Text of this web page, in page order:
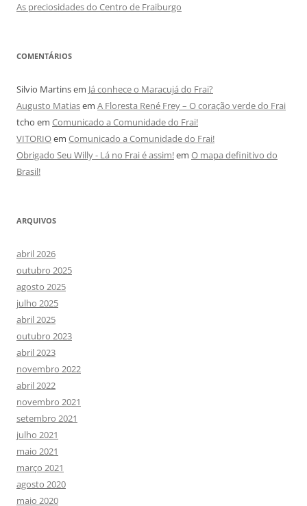
As preciosidades do Centro de Fraiburgo
COMENTÁRIOS
Silvio Martinsem Já conhece o Maracujá do Frai?
Augusto Matiasem A Floresta René Frey – O coração verde do Frai
tcho em Comunicado a Comunidade do Frai!
VITORIOem Comunicado a Comunidade do Frai!
Obrigado Seu Willy - Lá no Frai é assim!em O mapa definitivo do
Brasil!
ARQUIVOS
abril 2026
outubro 2025
agosto 2025
julho 2025
abril 2025
outubro 2023
abril 2023
novembro 2022
abril 2022
novembro 2021
setembro 2021
julho 2021
maio 2021
março 2021
agosto 2020
maio 2020